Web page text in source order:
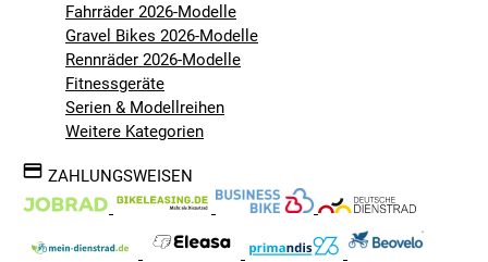
Fahrräder 2026-Modelle
Gravel Bikes 2026-Modelle
Rennräder 2026-Modelle
Fitnessgeräte
Serien & Modellreihen
Weitere Kategorien
ZAHLUNGSWEISEN